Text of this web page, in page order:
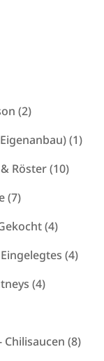
22
Produkte
11
Röster 1010
77
Produkte
44
Produkte
44
44
Chilisaucen 88